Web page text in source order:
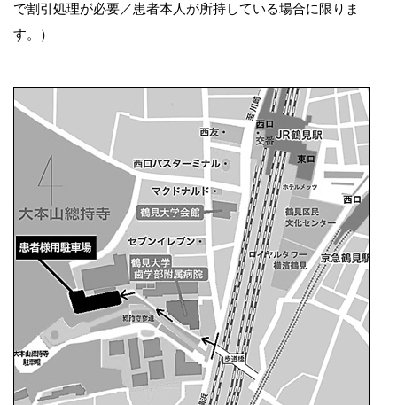
で割引処理が必要／患者本人が所持している場合に限りま
す。）​